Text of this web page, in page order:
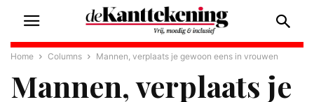
Home Columns Mannen, verplaats je gewoon eens in vrouwen
Mannen, verplaats je